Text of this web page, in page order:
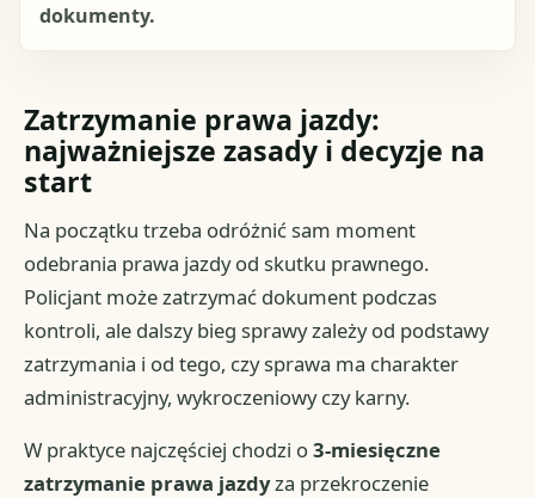
dokumenty.
Zatrzymanie prawa jazdy:
najważniejsze zasady i decyzje na
start
Na początku trzeba odróżnić sam moment
odebrania prawa jazdy od skutku prawnego.
Policjant może zatrzymać dokument podczas
kontroli, ale dalszy bieg sprawy zależy od podstawy
zatrzymania i od tego, czy sprawa ma charakter
administracyjny, wykroczeniowy czy karny.
W praktyce najczęściej chodzi o3-miesięczne
zatrzymanie prawa jazdyza przekroczenie